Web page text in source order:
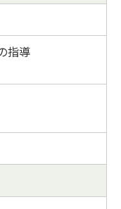
指導